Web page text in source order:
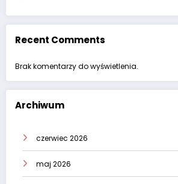
Recent Comments
Brak komentarzy do wyświetlenia.
Archiwum
czerwiec 2026
maj 2026